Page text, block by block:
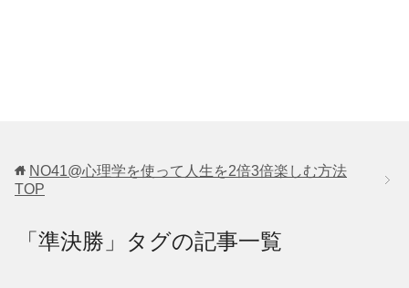
NO41@心理学を使って人生を2倍3倍楽しむ方法
TOP
「準決勝」タグの記事一覧